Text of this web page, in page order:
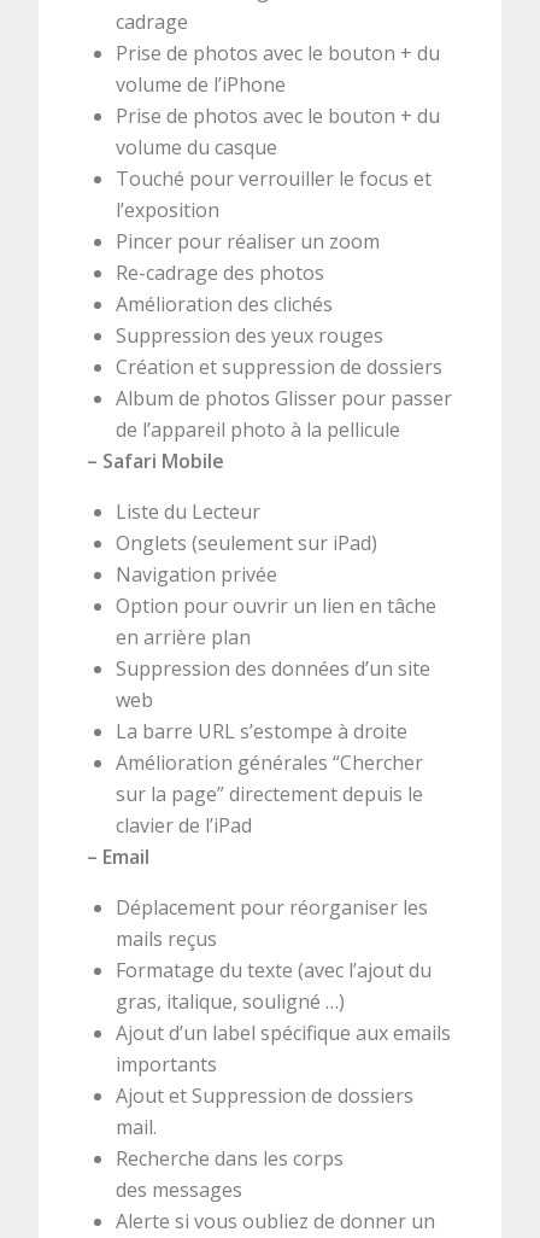
cadrage
Prise de photos avec le bouton + du
volume de l’iPhone
Prise de photos avec le bouton + du
volume du casque
Touché pour verrouiller le focus et
l’exposition
Pincer pour réaliser un zoom
Re-cadrage des photos
Amélioration des clichés
Suppression des yeux rouges
Création et suppression de dossiers
Album de photos Glisser pour passer
de l’appareil photo à la pellicule
– Safari Mobile
Liste du Lecteur
Onglets (seulement sur iPad)
Navigation privée
Option pour ouvrir un lien en tâche
en arrière plan
Suppression des données d’un site
web
La barre URL s’estompe à droite
Amélioration générales “Chercher
sur la page” directement depuis le
clavier de l’iPad
– Email
Déplacement pour réorganiser les
mails reçus
Formatage du texte (avec l’ajout du
gras, italique, souligné …)
Ajout d’un label spécifique aux emails
importants
Ajout et Suppression de dossiers
mail.
Recherche dans les corps
des messages
Alerte si vous oubliez de donner un